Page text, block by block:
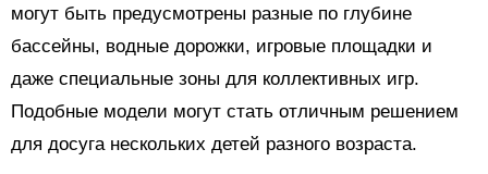
могут быть предусмотрены разные по глубине
бассейны, водные дорожки, игровые площадки и
даже специальные зоны для коллективных игр.
Подобные модели могут стать отличным решением
для досуга нескольких детей разного возраста.